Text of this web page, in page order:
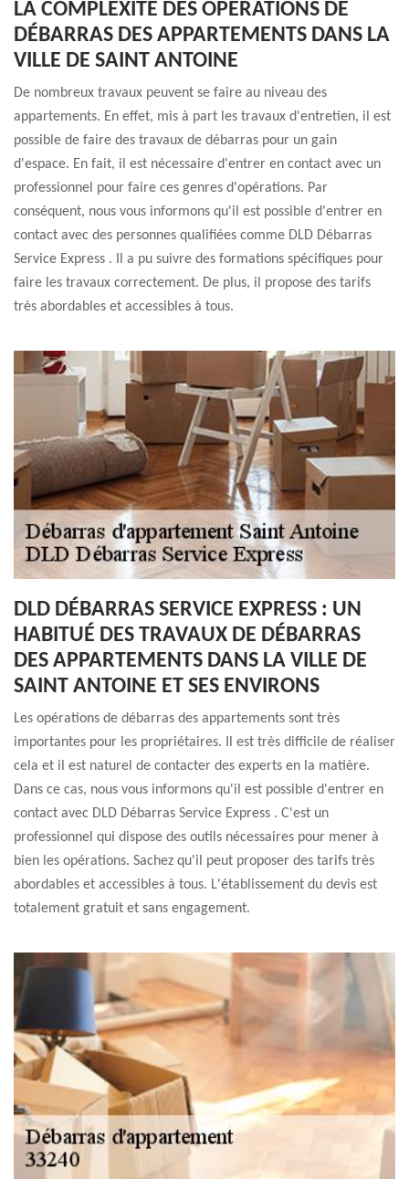
LA COMPLEXITÉ DES OPÉRATIONS DE
DÉBARRAS DES APPARTEMENTS DANS LA
VILLE DE SAINT ANTOINE
De nombreux travaux peuvent se faire au niveau des
appartements. En effet, mis à part les travaux d'entretien, il est
possible de faire des travaux de débarras pour un gain
d'espace. En fait, il est nécessaire d'entrer en contact avec un
professionnel pour faire ces genres d'opérations. Par
conséquent, nous vous informons qu'il est possible d'entrer en
contact avec des personnes qualifiées comme DLD Débarras
Service Express . Il a pu suivre des formations spécifiques pour
faire les travaux correctement. De plus, il propose des tarifs
très abordables et accessibles à tous.
DLD DÉBARRAS SERVICE EXPRESS : UN
HABITUÉ DES TRAVAUX DE DÉBARRAS
DES APPARTEMENTS DANS LA VILLE DE
SAINT ANTOINE ET SES ENVIRONS
Les opérations de débarras des appartements sont très
importantes pour les propriétaires. Il est très difficile de réaliser
cela et il est naturel de contacter des experts en la matière.
Dans ce cas, nous vous informons qu'il est possible d'entrer en
contact avec DLD Débarras Service Express . C'est un
professionnel qui dispose des outils nécessaires pour mener à
bien les opérations. Sachez qu'il peut proposer des tarifs très
abordables et accessibles à tous. L'établissement du devis est
totalement gratuit et sans engagement.